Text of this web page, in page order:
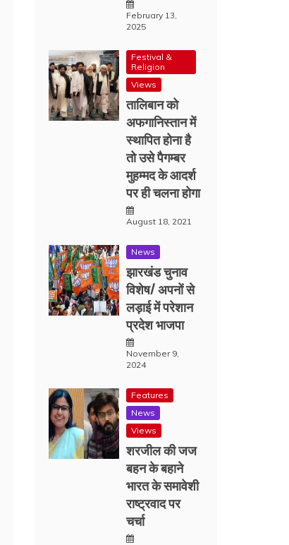
February 13,
2025
Festival &
Religion
Views
तालिबान को
अफगानिस्तान में
स्थापित होना है
तो उसे पैगम्बर
मुहम्मद के आदर्श
पर ही चलना होगा
August 18, 2021
News
झारखंड चुनाव
विशेष/ अपनों से
लड़ाई में परेशान
प्रदेश भाजपा
November 9,
2024
Features
News
Views
शरजील की जज
बहन के बहाने
भारत के समावेशी
राष्ट्रवाद पर
चर्चा